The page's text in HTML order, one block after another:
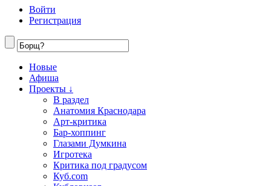
Войти
Регистрация
Новые
Афиша
Проекты ↓
В раздел
Анатомия Краснодара
Арт-критика
Бар-хоппинг
Глазами Думкина
Игротека
Критика под градусом
Куб.com